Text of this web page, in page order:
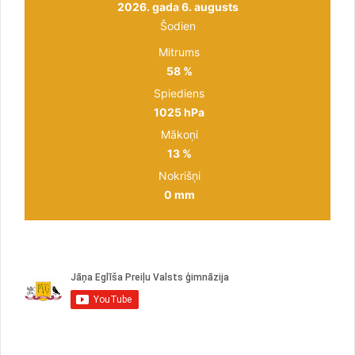
2026. gada 6. augusts
Šodien
Mitrums
58 %
Spiediens
1025 hPa
Mākoņi
13 %
Nokrišņi
0 mm